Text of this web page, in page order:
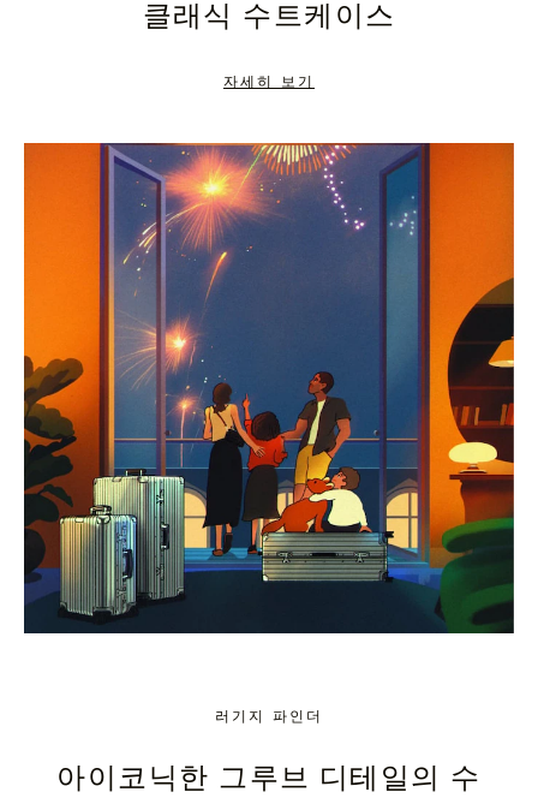
TO
UNMUTE
클래식 수트케이스
자세히 보기
러기지 파인더
아이코닉한 그루브 디테일의 수